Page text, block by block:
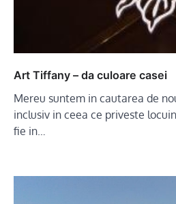
Art Tiffany – da culoare casei
Mereu suntem in cautarea de
inclusiv in ceea ce priveste
fie in…